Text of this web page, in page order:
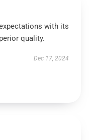
with its
quality.
Dec 17, 2024